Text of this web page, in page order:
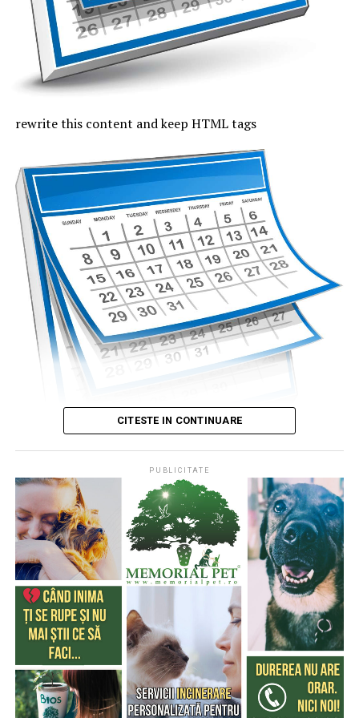
Joi, cu excepția zonei de coastă, vremea va fi caniculară,
indicele temperatură-umezeală va depăși pe arii extinse
pragul critic de 80 de unități, iar temperaturile maxime
se vor încadra între 33 și 37 de grade, mai coborâte pe
litoral, unde vor fi 30 de grade. Noaptea, valorile termice
mult moderat și după-amiază vor fi posibile averse slabe.
Vineri, valorile termice nu mai trec de pragul caniculei,
la malul mării vor fi 33 de grade și minimele nocturne se
mențin între 19 și 24 de grade. Cerul va avea înnorări
temporare după-amiaza, când local vor fi averse slabe,
însoțite de fenomene electrice și intensificări de vânt.
rewrite this content and keep HTML tags
Publicat deCodrin RAITA,
4 august 2026, 05:00
S-a întâmplat într-o zi de 4 august
* Cu 333 de ani în urmă (1693), la această dată, monahul
francez, Dom Pérignon, degusta spuma unei băuturi
produse de el din vinul foarte acid de Champagne (o
regiune din nordul Franţei), băutură care a devenit
extrem de cunoscută şi i-a purtat numele
* Acum 322 de ani (1704) englezii au cucerit Gibraltarul,
CITESTE IN CONTINUARE
PUBLICITATE